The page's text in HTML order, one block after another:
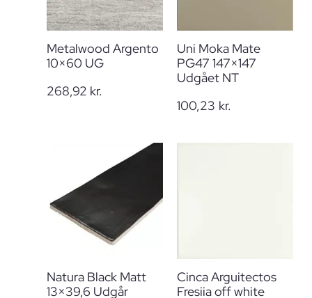
Metalwood Argento
10×60 UG
268,92 kr.
Uni Moka Mate
PG47 147×147
Udgået NT
100,23 kr.
Natura Black Matt
13×39,6 Udgår
Cinca Arguitectos
Fresiia off white